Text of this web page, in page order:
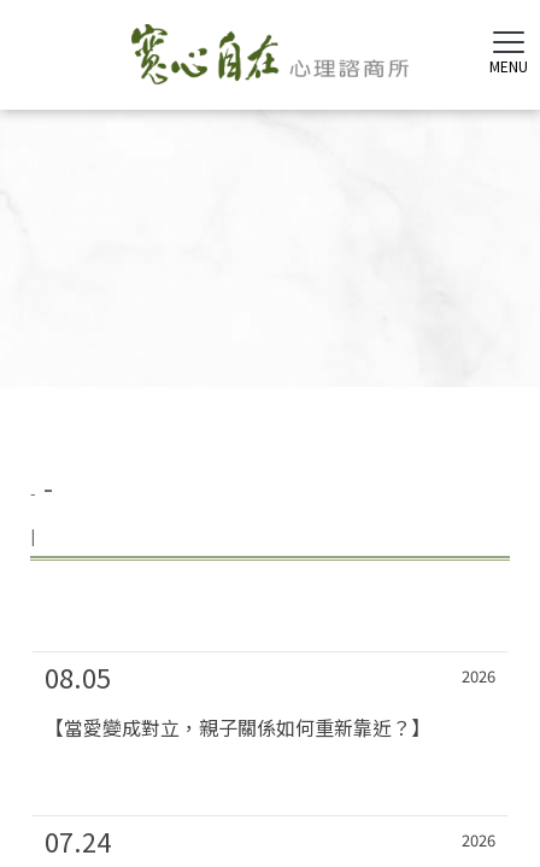
- -
|
08.05 2026
【當愛變成對立，親子關係如何重新靠近？】
07.24 2026